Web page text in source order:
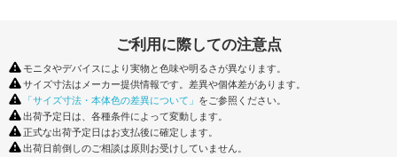
ご利用に際しての注意点
モニタやデバイスにより実物と色味や明るさが異なります。
サイズ寸法はメーカー提供情報です。差異や個体差があります。
「サイズ寸法・本体色の差異について」 をご参照ください。
出荷予定日は、各種条件によって変動します。
正式な出荷予定日はお支払後に確定します。
出荷日前倒しのご相談は原則お受けしていません。